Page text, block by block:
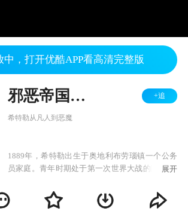
中，打开优酷APP看高清完整版
邪恶帝国的兴起 上 +追
希特勒从凡人到恶魔
1889年，希特勒出生于奥地利布劳瑙镇一个公务
员家庭。青年时期处于第一次世界大战的阿道夫·
是希望的开端、还是灾难的开始？这个看似平凡
的小男孩，长大后却指挥了德国军队大规模入侵
展开